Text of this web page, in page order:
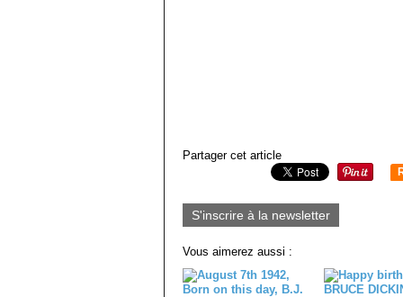
Partager cet article
S'inscrire à la newsletter
Vous aimerez aussi :